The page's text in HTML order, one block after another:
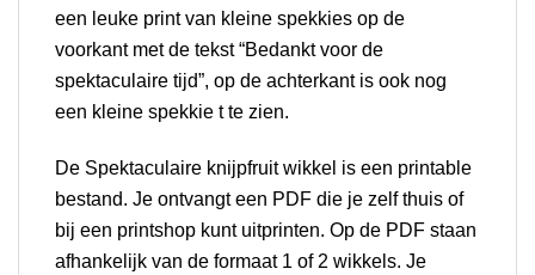
een leuke print van kleine spekkies op de
voorkant met de tekst “Bedankt voor de
spektaculaire tijd”, op de achterkant is ook nog
een kleine spekkie t te zien.
De Spektaculaire knijpfruit wikkel is een printable
bestand. Je ontvangt een PDF die je zelf thuis of
bij een printshop kunt uitprinten. Op de PDF staan
afhankelijk van de formaat 1 of 2 wikkels. Je